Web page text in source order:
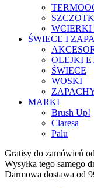
WCIERKI
ŚWIECE I
OLEJKI
ŚWIECE
WOSKI
MARKI
Brush Up!
Claresa
Palu
Gratisy do zamówień
Wysyłka tego samego
Darmowa dostawa od